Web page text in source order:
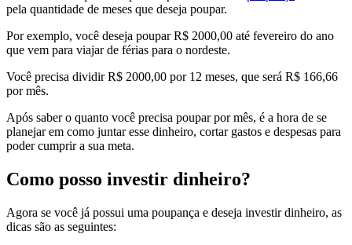
pela quantidade de meses que deseja poupar.
Por exemplo, você deseja poupar R$ 2000,00 até fevereiro do ano
que vem para viajar de férias para o nordeste.
Você precisa dividir R$ 2000,00 por 12 meses, que será R$ 166,66
por mês.
Após saber o quanto você precisa poupar por mês, é a hora de se
planejar em como juntar esse dinheiro, cortar gastos e despesas para
poder cumprir a sua meta.
Como posso investir dinheiro?
Agora se você já possui uma poupança e deseja investir dinheiro, as
dicas são as seguintes: